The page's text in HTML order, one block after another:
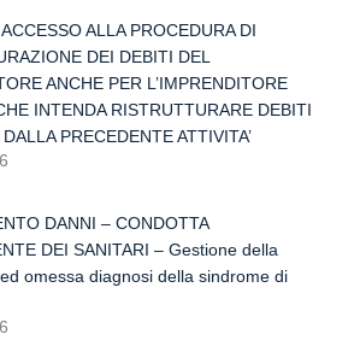
ALLA PROCEDURA DI
DEI DEBITI DEL
ANCHE PER L’IMPRENDITORE
INTENDA RISTRUTTURARE DEBITI
PRECEDENTE ATTIVITA’
DANNI – CONDOTTA
DEI SANITARI – Gestione della
omessa diagnosi della sindrome di